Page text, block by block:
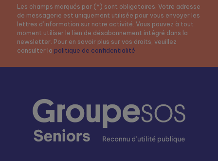
Les champs marqués par (*) sont obligatoires. Votre adresse
de messagerie est uniquement utilisée pour vous envoyer les
lettres d’information sur notre activité. Vous pouvez à tout
moment utiliser le lien de désabonnement intégré dans la
newsletter. Pour en savoir plus sur vos droits, veuillez
consulter la politique de confidentialité